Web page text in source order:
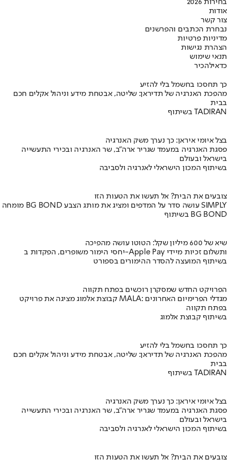
בחירות 2026
אודות
צור קשר
נבחרת הכתבים והפרשנים
מדיניות פרטיות
הצהרת נגישות
תנאי שימוש
כדאילהכיר
כך תחסכו בחשמל בלי להזיע
מהפכת האנרגיה של תדיראן: שליטה, אבטחת מידע וניהול אקלים חכם
בבית
בשיתוף TADIRAN
בצל איומי איראן: כך נערך משק האנרגיה
פסגת האנרגיה במעמד שגריר ארה"ב, שר האנרגיה ובכירי התעשייה
בישראל ובעולם
בשיתוף המכון הישראלי לאנרגיה ולסביבה
צובעים את הבית? אל תעשו את הטעות הזו
מומחה BG BOND עושה סדר על המדפים ומציג את מותג הצבע SIMPLY
בשיתוף BG BOND
שיא של 600 מיליון שקל: הטוטו עושה מהפיכה
יחסי הימור משופרים, הפקדות ב-Apple Pay ותשלום זכיות מיידי
בשיתוף המועצה להסדר ההימורים בספורט
הפרויקט החדש שמסקרן רוכשים בפתח תקווה
קבוצת אלמוג מציגה את פרויקט MALA: מגדלי הפרימיום האחרונים
בפתח תקווה
בשיתוף קבוצת אלמוג
כך תחסכו בחשמל בלי להזיע
מהפכת האנרגיה של תדיראן: שליטה, אבטחת מידע וניהול אקלים חכם
בבית
בשיתוף TADIRAN
בצל איומי איראן: כך נערך משק האנרגיה
פסגת האנרגיה במעמד שגריר ארה"ב, שר האנרגיה ובכירי התעשייה
בישראל ובעולם
בשיתוף המכון הישראלי לאנרגיה ולסביבה
צובעים את הבית? אל תעשו את הטעות הזו